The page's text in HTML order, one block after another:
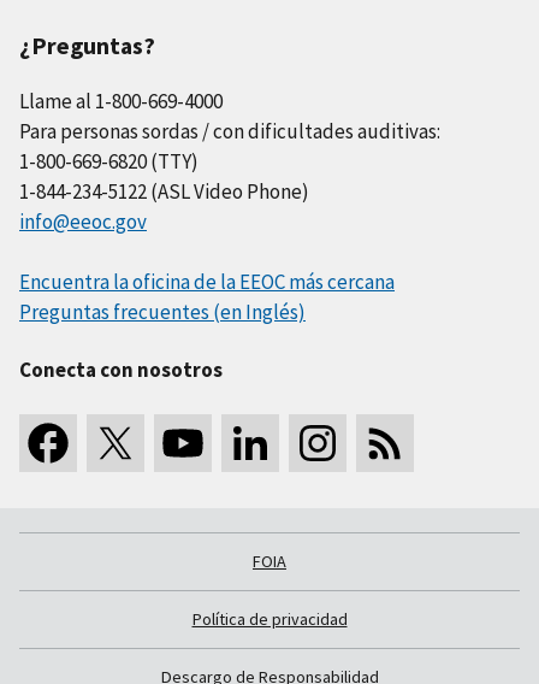
¿Preguntas?
Llame al 1-800-669-4000
Para personas sordas / con dificultades auditivas:
1-800-669-6820 (TTY)
1-844-234-5122 (ASL Video Phone)
info@eeoc.gov
Encuentra la oficina de la EEOC más cercana
Preguntas frecuentes (en Inglés)
Conecta con nosotros
FOIA
Política de privacidad
Descargo de Responsabilidad